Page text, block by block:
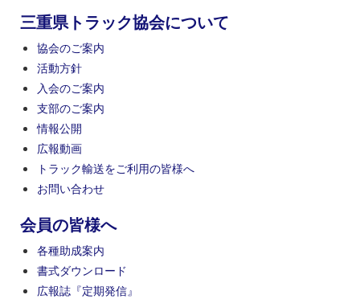
三重県トラック協会について
協会のご案内
活動方針
入会のご案内
支部のご案内
情報公開
広報動画
トラック輸送をご利用の皆様へ
お問い合わせ
会員の皆様へ
各種助成案内
書式ダウンロード
広報誌『定期発信』